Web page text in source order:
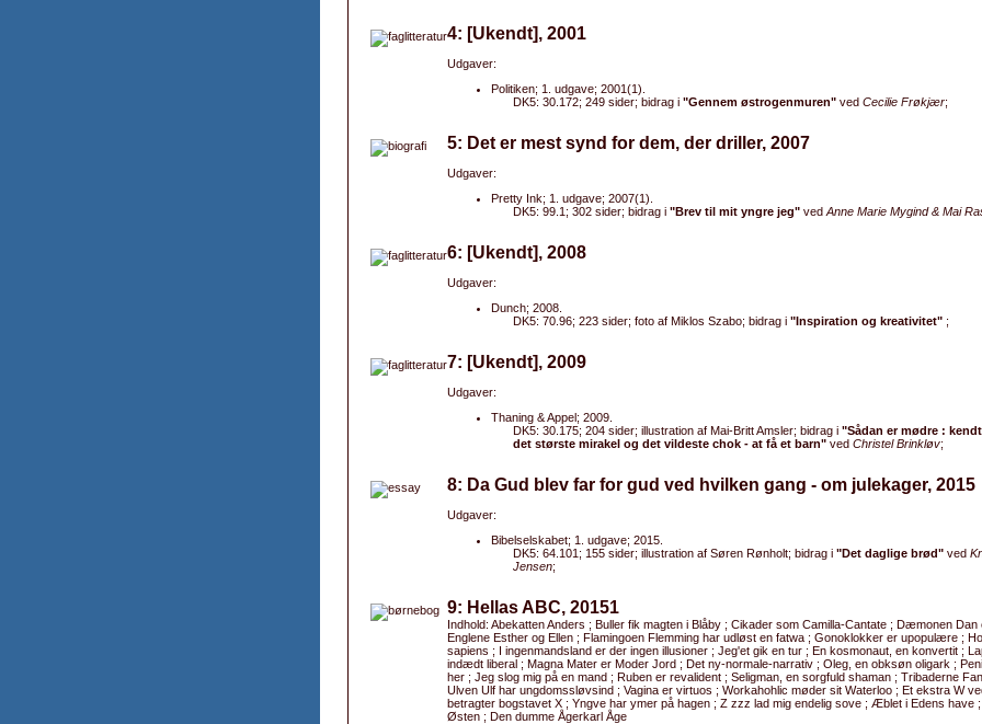
4: [Ukendt], 2001
Udgaver:
Politiken; 1. udgave; 2001(1).
DK5: 30.172; 249 sider; bidrag i "Gennem østrogenmuren" ved Cecilie Frøkjær;
5: Det er mest synd for dem, der driller, 2007
Udgaver:
Pretty Ink; 1. udgave; 2007(1).
DK5: 99.1; 302 sider; bidrag i "Brev til mit yngre jeg" ved Anne Marie Mygind & Mai
6: [Ukendt], 2008
Udgaver:
Dunch; 2008.
DK5: 70.96; 223 sider; foto af Miklos Szabo; bidrag i "Inspiration og kreativitet" ;
7: [Ukendt], 2009
Udgaver:
Thaning & Appel; 2009.
DK5: 30.175; 204 sider; illustration af Mai-Britt Amsler; bidrag i "Sådan er mødre :
det største mirakel og det vildeste chok - at få et barn" ved Christel Brinkløv;
8: Da Gud blev far for gud ved hvilken gang - om julekager, 2015
Udgaver:
Bibelselskabet; 1. udgave; 2015.
DK5: 64.101; 155 sider; illustration af Søren Rønholt; bidrag i "Det daglige brød" ved
Jensen;
9: Hellas ABC, 20151
Indhold: Abekatten Anders ; Buller fik magten i Blåby ; Cikader som Camilla-Cantate ; Dæmonen
Englene Esther og Ellen ; Flamingoen Flemming har udløst en fatwa ; Gonoklokker er upopulære ;
sapiens ; I ingenmandsland er der ingen illusioner ; Jeg'et gik en tur ; En kosmonaut, en konvertit ;
indædt liberal ; Magna Mater er Moder Jord ; Det ny-normale-narrativ ; Oleg, en obksøn oligark ;
her ; Jeg slog mig på en mand ; Ruben er revalident ; Seligman, en sorgfuld shaman ; Tribaderne
Ulven Ulf har ungdomssløvsind ; Vagina er virtuos ; Workahohlic møder sit Waterloo ; Et ekstra W
betragter bogstavet X ; Yngve har ymer på hagen ; Z zzz lad mig endelig sove ; Æblet i Edens have
Østen ; Den dumme Ågerkarl Åge